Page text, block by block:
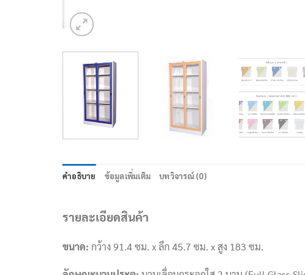
คำอธิบาย ข้อมูลเพิ่มเติม บทวิจารณ์ (0)
รายละเอียดสินค้า
ขนาด: กว้าง 91.4 ซม. x ลึก 45.7 ซม. x สูง 183 ซม.